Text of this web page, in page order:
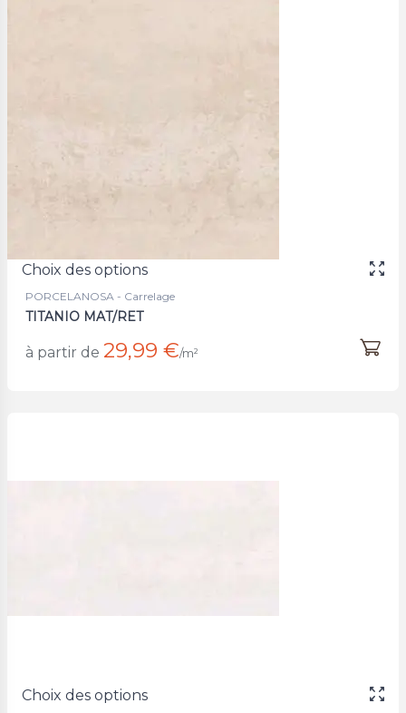
Choix des options
PORCELANOSA - Carrelage
TITANIO MAT/RET
à partir de 29,99 €/m²
Choix des options